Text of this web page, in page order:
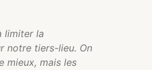
limiter la
notre tiers-lieu. On
mieux, mais les